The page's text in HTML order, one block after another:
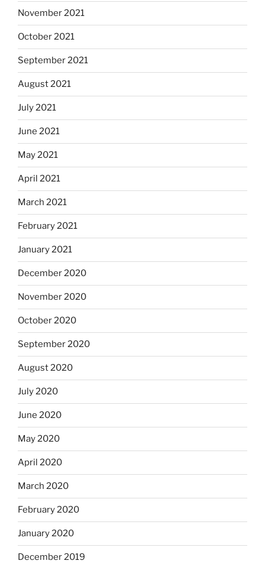
November 2021
October 2021
September 2021
August 2021
July 2021
June 2021
May 2021
April 2021
March 2021
February 2021
January 2021
December 2020
November 2020
October 2020
September 2020
August 2020
July 2020
June 2020
May 2020
April 2020
March 2020
February 2020
January 2020
December 2019